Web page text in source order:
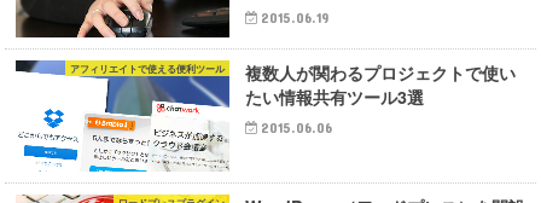
2015.06.19
アフィリエイトで使える便利ツール
複数人が関わるプロジェクトで使い
たい情報共有ツール3選
2015.06.06